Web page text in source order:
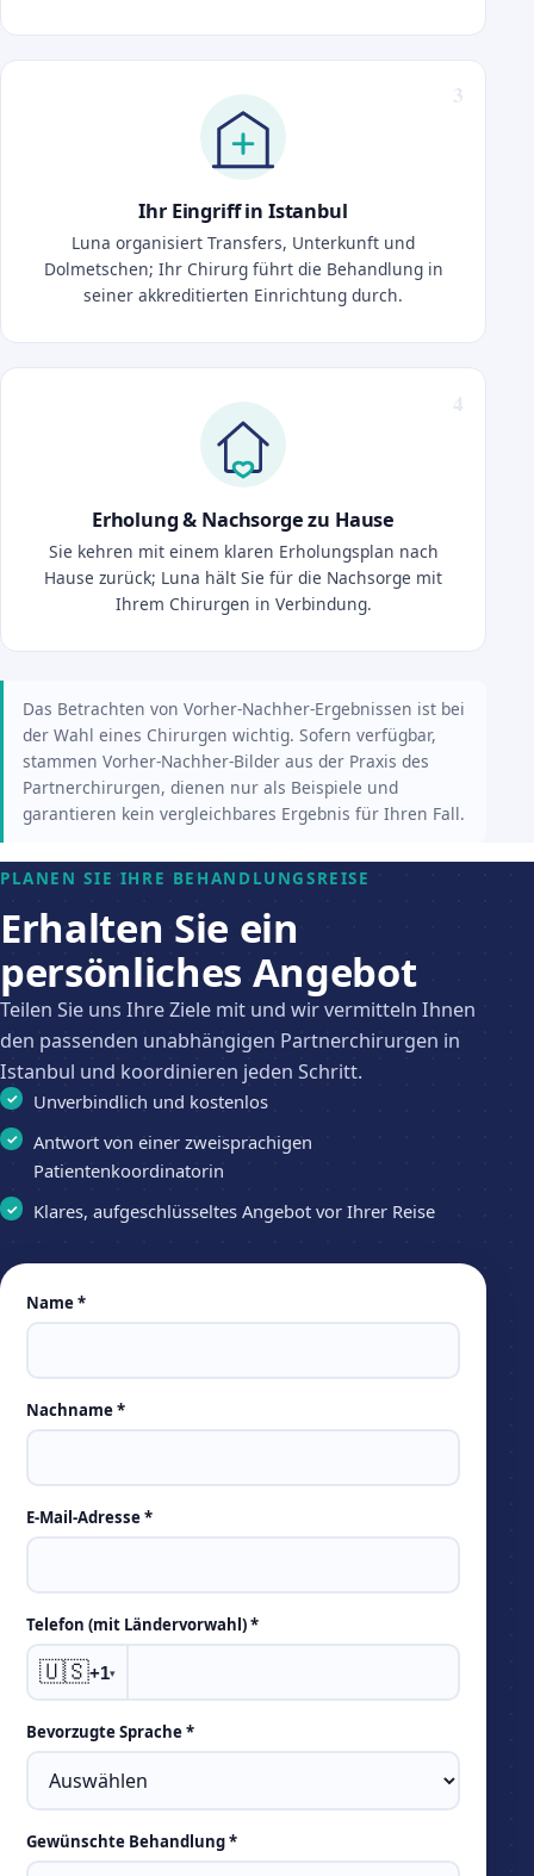
Ihr Eingriff in Istanbul
Luna organisiert Transfers, Unterkunft und
Dolmetschen; Ihr Chirurg führt die Behandlung in
seiner akkreditierten Einrichtung durch.
Erholung & Nachsorge zu Hause
Sie kehren mit einem klaren Erholungsplan nach
Hause zurück; Luna hält Sie für die Nachsorge mit
Ihrem Chirurgen in Verbindung.
Das Betrachten von Vorher-Nachher-Ergebnissen ist bei
der Wahl eines Chirurgen wichtig. Sofern verfügbar,
stammen Vorher-Nachher-Bilder aus der Praxis des
Partnerchirurgen, dienen nur als Beispiele und
garantieren kein vergleichbares Ergebnis für Ihren Fall.
PLANEN SIE IHRE BEHANDLUNGSREISE
Erhalten Sie ein
persönliches Angebot
Teilen Sie uns Ihre Ziele mit und wir vermitteln Ihnen
den passenden unabhängigen Partnerchirurgen in
Istanbul und koordinieren jeden Schritt.
Unverbindlich und kostenlos
Antwort von einer zweisprachigen
Patientenkoordinatorin
Klares, aufgeschlüsseltes Angebot vor Ihrer Reise
Leave
this
field
empty
Name *
Nachname *
E-Mail-Adresse *
Telefon (mit Ländervorwahl) *
🇺🇸+1▾
Bevorzugte Sprache *
Gewünschte Behandlung *